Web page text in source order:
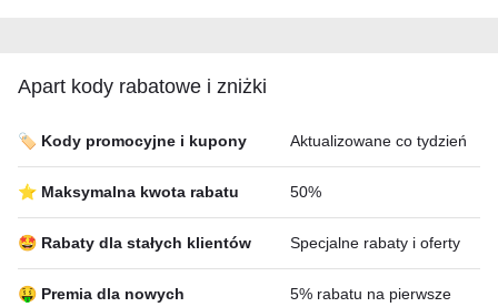
Apart kody rabatowe i zniżki
🏷️ Kody promocyjne i kupony Aktualizowane co tydzień
⭐ Maksymalna kwota rabatu 50%
🤩 Rabaty dla stałych klientów Specjalne rabaty i oferty
🤑 Premia dla nowych
5% rabatu na pierwsze